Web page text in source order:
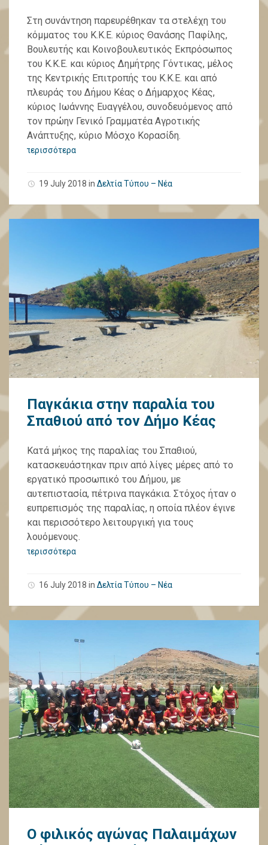
Στη συνάντηση παρευρέθηκαν τα στελέχη του
κόμματος του Κ.Κ.Ε. κύριος Θανάσης Παφίλης,
Βουλευτής και Κοινοβουλευτικός Εκπρόσωπος
του Κ.Κ.Ε. και κύριος Δημήτρης Γόντικας, μέλος
της Κεντρικής Επιτροπής του Κ.Κ.Ε. και από
πλευράς του Δήμου Κέας ο Δήμαρχος Κέας,
κύριος Ιωάννης Ευαγγέλου, συνοδευόμενος από
τον πρώην Γενικό Γραμματέα Αγροτικής
Ανάπτυξης, κύριο Μόσχο Κορασίδη.
περισσότερα
19 July 2018 in Δελτία Τύπου – Νέα
Παγκάκια στην παραλία του
Σπαθιού από τον Δήμο Κέας
Κατά μήκος της παραλίας του Σπαθιού,
κατασκευάστηκαν πριν από λίγες μέρες από το
εργατικό προσωπικό του Δήμου, με
αυτεπιστασία, πέτρινα παγκάκια. Στόχος ήταν ο
ευπρεπισμός της παραλίας, η οποία πλέον έγινε
και περισσότερο λειτουργική για τους
λουόμενους.
περισσότερα
16 July 2018 in Δελτία Τύπου – Νέα
Ο φιλικός αγώνας Παλαιμάχων